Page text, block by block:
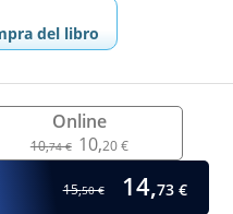
del libro
Online
10,74 € 10,20 €
15,50 € 14,73 €